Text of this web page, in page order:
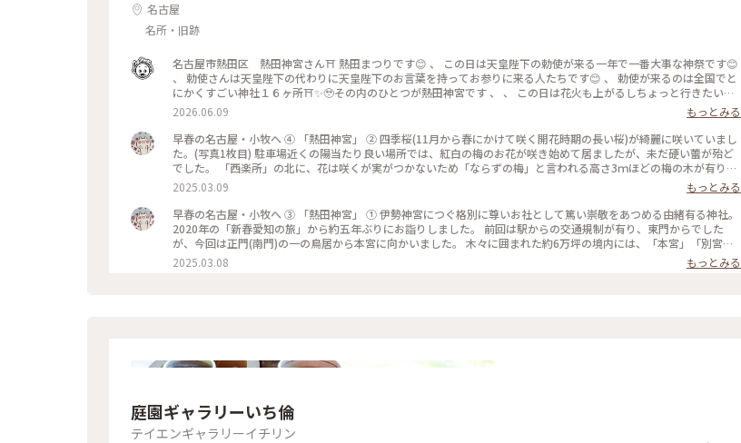
名古屋
名所・旧跡
名古屋市熱田区 熱田神宮さん⛩️ 熱田まつりです😊 、 この日は天皇陛下の勅使が来る一年で一番大事な神祭です😊
、 勅使さんは天皇陛下の代わりに天皇陛下のお言葉を持ってお参りに来る人たちです😊 、 勅使が来るのは全国でと
にかくすごい神社１６ヶ所⛩️✨🥹その内のひとつが熱田神宮です 、 、 この日は花火も上がるしちょっと行きたい町
中華もあるので行ってきます🚃😊 、 まだお昼なのにいっぱい人がいます😳 、 テキ屋さんも大繁盛🍗🦑🧸😊 、 熱田
神宮すごいな😊 、 お昼食べたばっかりやし今から中華行くけどとりあえず宮きしめん食べます😋 、 美味しい🥹 、
ひとが多いので簡単にお参りして⛩️🙏😊 町中華で花火まで飲みます🍺🥟🍗🥗🍺😋 、 花火は徒歩１５分白鳥庭園あた
りに行きますがすごい人😳 、 木で見えなかったので駅まで歩きながら花火を鑑賞しました😊 、 #あきらの東海
2026.06.09
もっとみる
早春の名古屋・小牧へ ④ 「熱田神宮」 ② 四季桜(11月から春にかけて咲く開花時期の長い桜)が綺麗に咲いていまし
た。(写真1枚目) 駐車場近くの陽当たり良い場所では、紅白の梅のお花が咲き始めて居ましたが、未だ硬い蕾が殆ど
でした。 「西楽所」の北に、花は咲くが実がつかないため「ならずの梅」と言われる高さ3ｍほどの梅の木が有りま
す。江戸時代模写の享禄古図（室町時代の境内）にも描かれている古木で、楽しみにしていたのですが、お花はまだ
まだ先の様でした。(写真4枚目) お詣りを済ませた後、御朱印を頂きましたが、「伊勢神宮」同様、とてもシンプル
でした。 #早春の名古屋・小牧へ#熱田神宮#四季桜#梅#ならずの梅#御朱印#私のことりっぷ旅#ぽかぽか
2025.03.09
もっとみる
早春の名古屋・小牧へ ③ 「熱田神宮」 ① 伊勢神宮につぐ格別に尊いお社として篤い崇敬をあつめる由緒有る神社。
2020年の「新春愛知の旅」から約五年ぶりにお詣りしました。 前回は駅からの交通規制が有り、東門からでした
が、今回は正門(南門)の一の鳥居から本宮に向かいました。 木々に囲まれた約6万坪の境内には、「本宮」「別宮」
「摂社」「末社」など、計29社が祀られています。 草薙神剣がまつられた「本宮」や境内で最も神聖とされる「一
之前神社」、 弘法大師お手えの「大楠」、日本三大土塀のひとつ「長塀」などパワースポットが沢山有ります。
2025.03.08 もっとみる
庭園ギャラリーいち倫
テイエンギャラリーイチリン